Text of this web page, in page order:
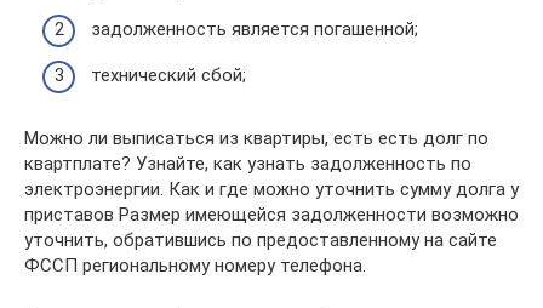
задолженность является погашенной;
технический сбой;
Можно ли выписаться из квартиры, есть есть долг по
квартплате? Узнайте, как узнать задолженность по
электроэнергии. Как и где можно уточнить сумму долга у
приставов Размер имеющейся задолженности возможно
уточнить, обратившись по предоставленному на сайте
ФССП региональному номеру телефона.